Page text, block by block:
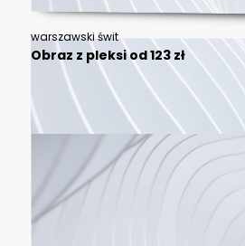
warszawski świt
Obraz z pleksi od 123 zł